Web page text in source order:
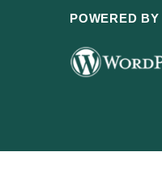
POWERED BY